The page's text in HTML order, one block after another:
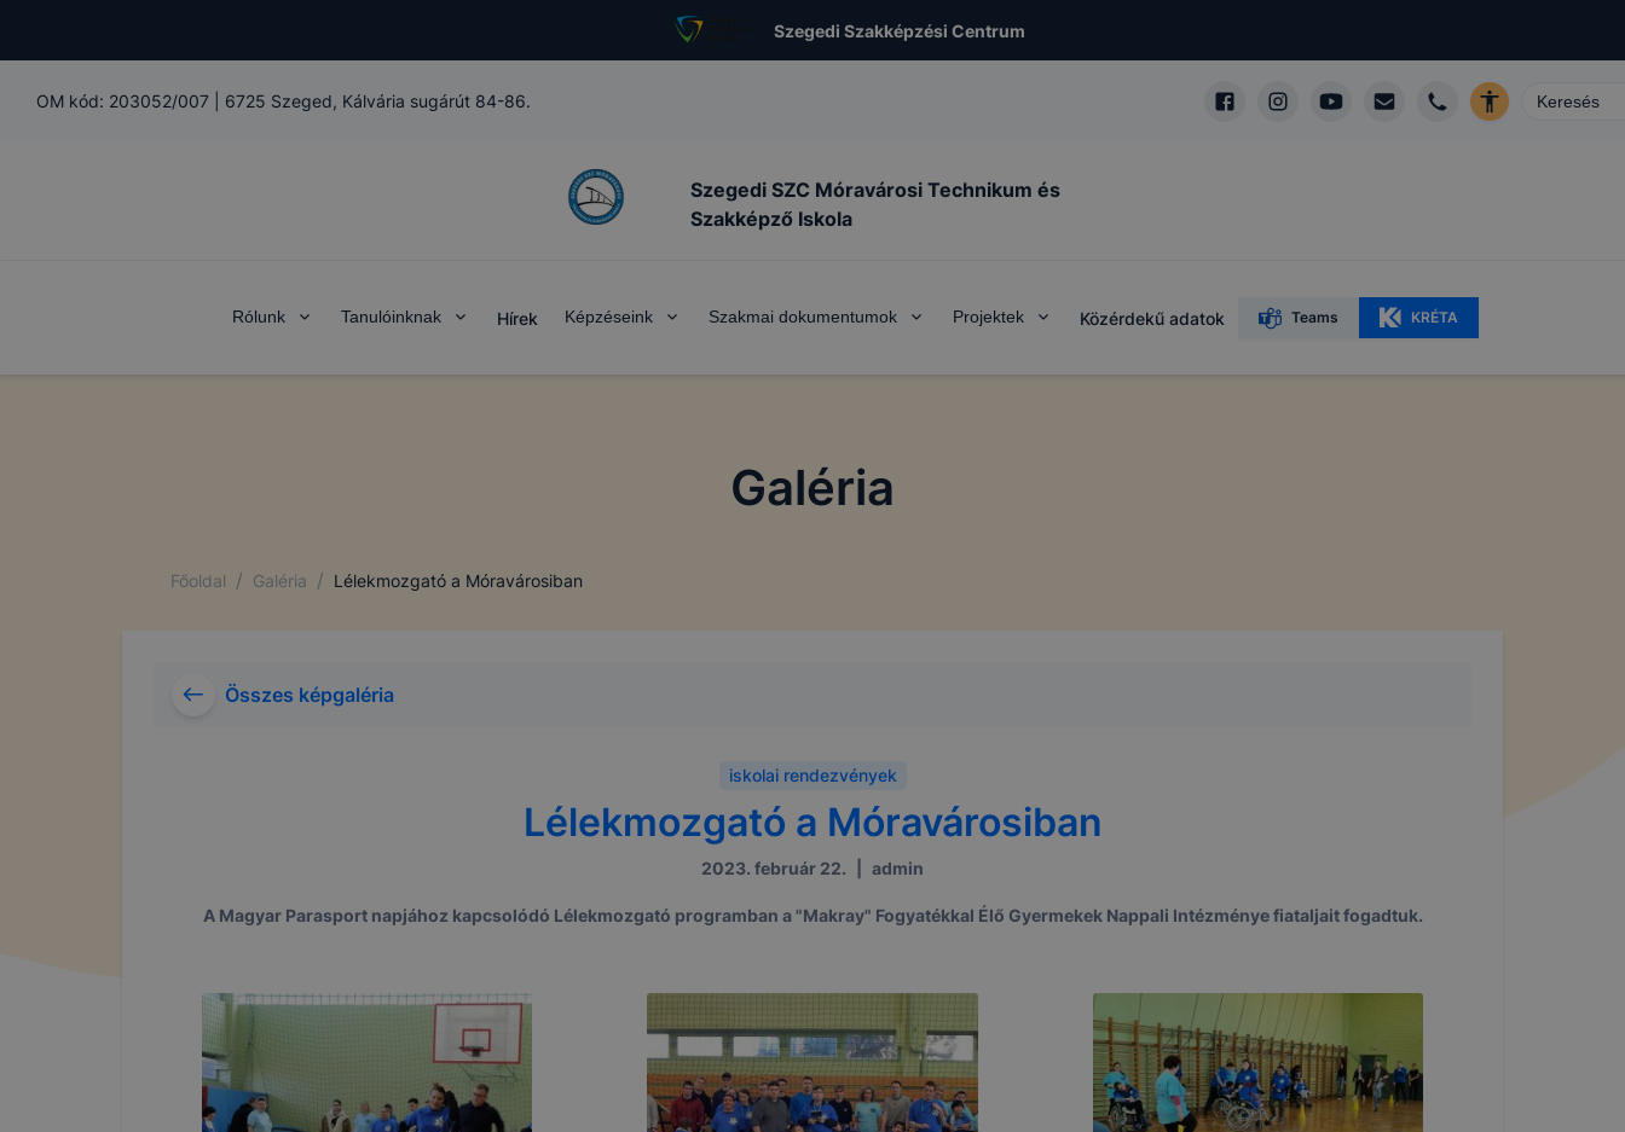
Szegedi Szakképzési Centrum
OM kód: 203052/007 6725 Szeged, Kálvária sugárút 84-86.
Szegedi SZC Móravárosi Technikum és
Szakképző Iskola
Rólunk Tanulóinknak Hírek Képzéseink Szakmai dokumentumok Projektek Közérdekű adatok Teams KRÉTA
Galéria
Főoldal / Galéria / Lélekmozgató a Móravárosiban
Összes képgaléria
iskolai rendezvények
Lélekmozgató a Móravárosiban
2023. február 22. admin
A Magyar Parasport napjához kapcsolódó Lélekmozgató programban a "Makray" Fogyatékkal Élő Gyermekek Nappali Intézménye fiataljait fogadtuk.